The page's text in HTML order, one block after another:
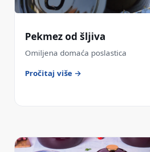
Pekmez od šljiva
Omiljena domaća poslastica
Pročitaj više →